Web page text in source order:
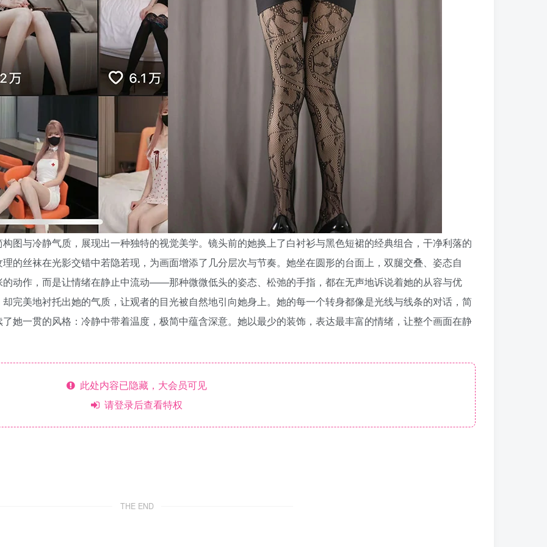
图与冷静气质，展现出一种独特的视觉美学。镜头前的她换上了白衬衫与黑色短裙的经典组合，干净利落的
的丝袜在光影交错中若隐若现，为画面增添了几分层次与节奏。她坐在圆形的台面上，双腿交叠、姿态自
动作，而是让情绪在静止中流动——那种微微低头的姿态、松弛的手指，都在无声地诉说着她的从容与优
完美地衬托出她的气质，让观者的目光被自然地引向她身上。她的每一个转身都像是光线与线条的对话，简
她一贯的风格：冷静中带着温度，极简中蕴含深意。她以最少的装饰，表达最丰富的情绪，让整个画面在静
此处内容已隐藏，大会员可见
请登录后查看特权
THE END